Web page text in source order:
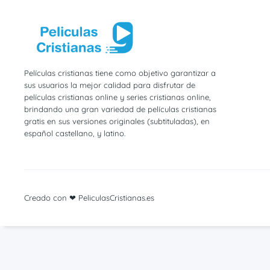
Películas cristianas tiene como objetivo garantizar a
sus usuarios la mejor calidad para disfrutar de
películas cristianas online y series cristianas online,
brindando una gran variedad de películas cristianas
gratis en sus versiones originales (subtituladas), en
español castellano, y latino.
Creado con ❤ PeliculasCristianas.es